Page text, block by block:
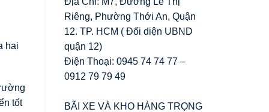
hai
tốt
Riêng, Phường Thới An, Quận
12. TP. HCM ( Đối diện UBND
quận 12)
Điện Thoại: 0945 74 74 77 –
0912 79 79 49
BÃI XE VÀ KHO HÀNG TRỌNG